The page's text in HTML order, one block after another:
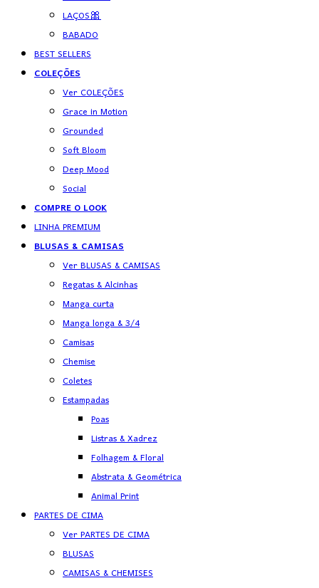
LAÇOS🎀
BABADO
BEST SELLERS
COLEÇÕES
Ver COLEÇÕES
Grace in Motion
Grounded
Soft Bloom
Deep Mood
Social
COMPRE O LOOK
LINHA PREMIUM
BLUSAS & CAMISAS
Ver BLUSAS & CAMISAS
Regatas & Alcinhas
Manga curta
Manga longa & 3/4
Camisas
Chemise
Coletes
Estampadas
Poas
Listras & Xadrez
Folhagem & Floral
Abstrata & Geométrica
Animal Print
PARTES DE CIMA
Ver PARTES DE CIMA
BLUSAS
CAMISAS & CHEMISES